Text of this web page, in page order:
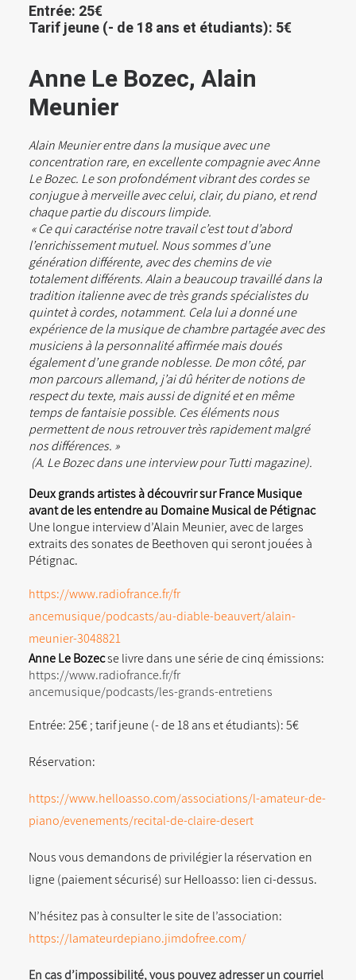
Entrée: 25€
Tarif jeune (- de 18 ans et étudiants): 5€
Anne Le Bozec, Alain
Meunier
Alain Meunier entre dans la musique avec une
concentration rare, en excellente compagnie avec Anne
Le Bozec. Le son profondément vibrant des cordes se
conjugue à merveille avec celui, clair, du piano, et rend
chaque partie du discours limpide.
« Ce qui caractérise notre travail c’est tout d’abord
l’enrichissement mutuel. Nous sommes d’une
génération différente, avec des chemins de vie
totalement différents. Alain a beaucoup travaillé dans la
tradition italienne avec de très grands spécialistes du
quintet à cordes, notamment. Cela lui a donné une
expérience de la musique de chambre partagée avec des
musiciens à la personnalité affirmée mais doués
également d’une grande noblesse. De mon côté, par
mon parcours allemand, j’ai dû hériter de notions de
respect du texte, mais aussi de dignité et en même
temps de fantaisie possible. Ces éléments nous
permettent de nous retrouver très rapidement malgré
nos différences. »
(A. Le Bozec dans une interview pour Tutti magazine).
Deux grands artistes à découvrir sur France Musique
avant de les entendre au Domaine Musical de Pétignac
Une longue interview d’Alain Meunier, avec de larges
extraits des sonates de Beethoven qui seront jouées à
Pétignac.
https://www.radiofrance.fr/fr
ancemusique/podcasts/au-diable-beauvert/alain-
meunier-3048821
Anne Le Bozecse livre dans une série de cinq émissions:
https://www.radiofrance.fr/fr
ancemusique/podcasts/les-grands-entretiens
Entrée: 25€ ; tarif jeune (- de 18 ans et étudiants): 5€
Réservation:
https://www.helloasso.com/associations/l-amateur-de-
piano/evenements/recital-de-claire-desert
Nous vous demandons de privilégier la réservation en
ligne (paiement sécurisé) sur Helloasso: lien ci-dessus.
N’hésitez pas à consulter le site de l’association:
https://lamateurdepiano.jimdofree.com/
En cas d’impossibilité, vous pouvez adresser un courriel